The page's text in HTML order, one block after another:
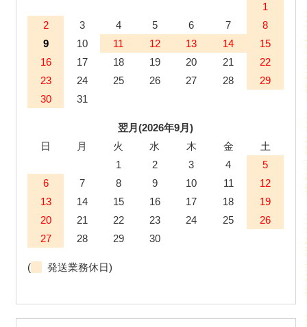
1
2
3 4 5 6 7
8
9
10 11 12 13 14
15
16
17 18 19 20 21
22
23
24 25 26 27 28
29
30
31
翌月(2026年9月)
日
月 火 水 木 金
土
1
2 3 4
5
6
7 8 9 10 11
12
13
14 15 16 17 18
19
20
21 22 23 24 25
26
27
28 29 30
( 発送業務休日)